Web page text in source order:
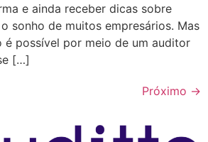
e ainda receber dicas sobre
sonho de muitos empresários. Mas
é possível por meio de um auditor
[…]
Próximo →